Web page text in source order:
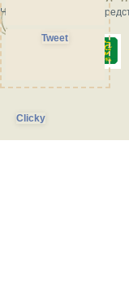
Начини на плащане
Clicky
Tweet